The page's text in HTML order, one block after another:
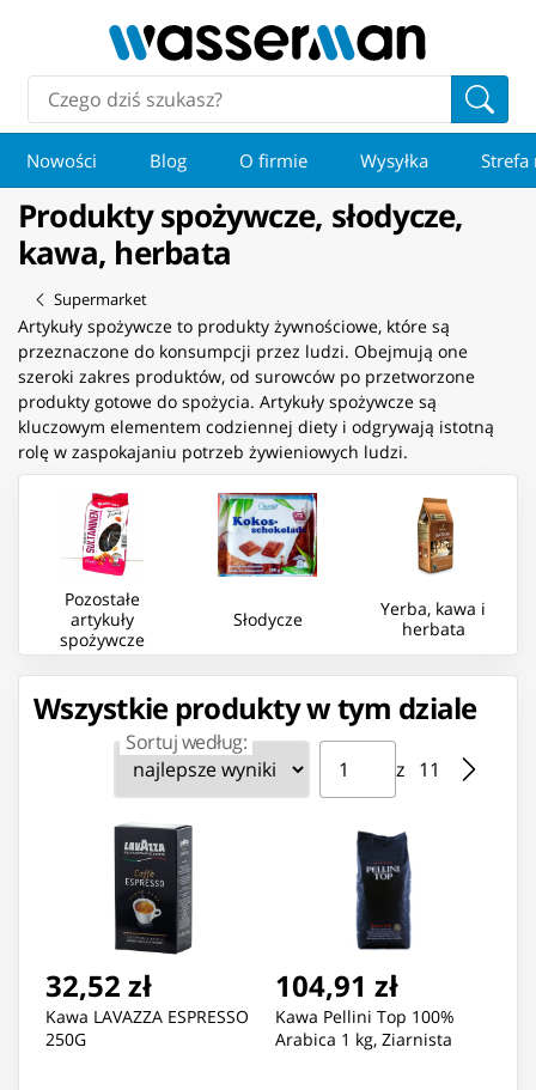
Nowości Blog O firmie Wysyłka Strefa
Produkty spożywcze, słodycze,
kawa, herbata
Supermarket
Artykuły spożywcze to produkty żywnościowe, które są
przeznaczone do konsumpcji przez ludzi. Obejmują one
szeroki zakres produktów, od surowców po przetworzone
produkty gotowe do spożycia. Artykuły spożywcze są
kluczowym elementem codziennej diety i odgrywają istotną
rolę w zaspokajaniu potrzeb żywieniowych ludzi.
Pozostałe
artykuły
spożywcze
Słodycze
Yerba, kawa i
herbata
Wszystkie produkty w tym dziale
Sortuj według: Strona ⁨1⁩ z ⁨11⁩
z ⁨11⁩
Przejdź do strony
32,52 zł
Kawa LAVAZZA ESPRESSO
250G
104,91 zł
Kawa Pellini Top 100%
Arabica 1 kg, Ziarnista